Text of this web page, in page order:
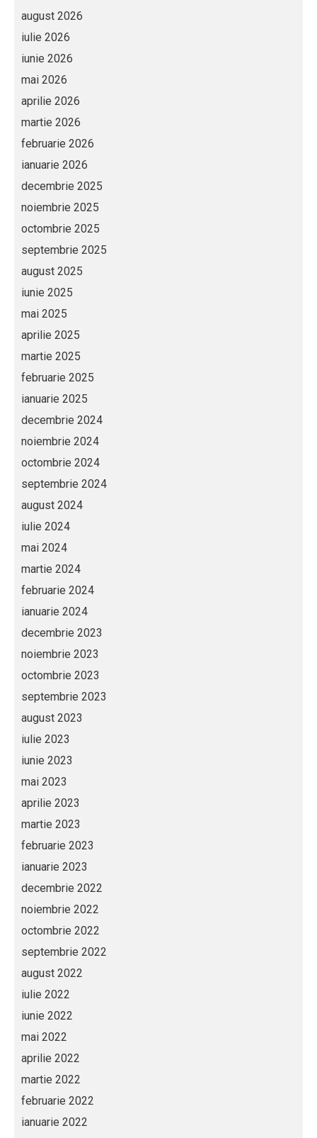
august 2026
iulie 2026
iunie 2026
mai 2026
aprilie 2026
martie 2026
februarie 2026
ianuarie 2026
decembrie 2025
noiembrie 2025
octombrie 2025
septembrie 2025
august 2025
iunie 2025
mai 2025
aprilie 2025
martie 2025
februarie 2025
ianuarie 2025
decembrie 2024
noiembrie 2024
octombrie 2024
septembrie 2024
august 2024
iulie 2024
mai 2024
martie 2024
februarie 2024
ianuarie 2024
decembrie 2023
noiembrie 2023
octombrie 2023
septembrie 2023
august 2023
iulie 2023
iunie 2023
mai 2023
aprilie 2023
martie 2023
februarie 2023
ianuarie 2023
decembrie 2022
noiembrie 2022
octombrie 2022
septembrie 2022
august 2022
iulie 2022
iunie 2022
mai 2022
aprilie 2022
martie 2022
februarie 2022
ianuarie 2022